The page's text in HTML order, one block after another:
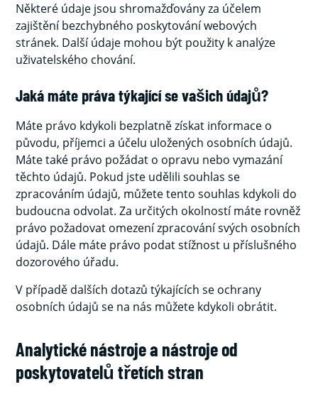
Některé údaje jsou shromažďovány za účelem
zajištění bezchybného poskytování webových
stránek. Další údaje mohou být použity k analýze
uživatelského chování.
Jaká máte práva týkající se vašich údajů?
Máte právo kdykoli bezplatně získat informace o
původu, příjemci a účelu uložených osobních údajů.
Máte také právo požádat o opravu nebo vymazání
těchto údajů. Pokud jste udělili souhlas se
zpracováním údajů, můžete tento souhlas kdykoli do
budoucna odvolat. Za určitých okolností máte rovněž
právo požadovat omezení zpracování svých osobních
údajů. Dále máte právo podat stížnost u příslušného
dozorového úřadu.
V případě dalších dotazů týkajících se ochrany
osobních údajů se na nás můžete kdykoli obrátit.
Analytické nástroje a nástroje od
poskytovatelů třetích stran